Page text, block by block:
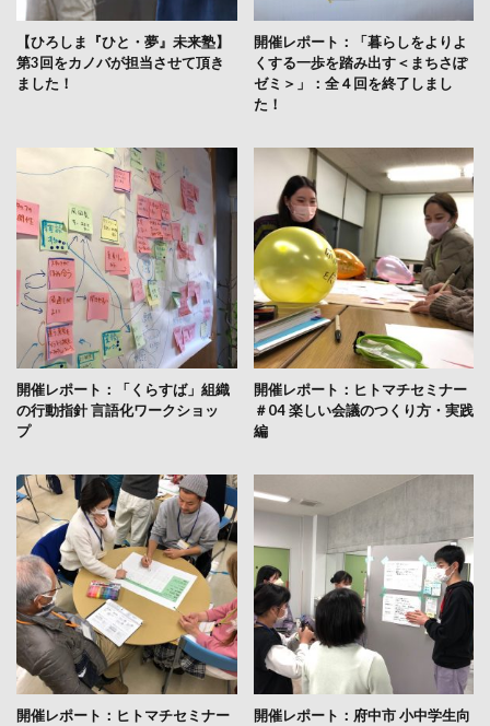
【ひろしま『ひと・夢』未来塾】
第3回をカノバが担当させて頂き
ました！
開催レポート：「暮らしをよりよ
くする一歩を踏み出す＜まちさぽ
ゼミ＞」：全４回を終了しまし
た！
開催レポート：「くらすば」組織
の行動指針 言語化ワークショッ
プ
開催レポート：ヒトマチセミナー
＃04 楽しい会議のつくり方・実践
編
開催レポート：ヒトマチセミナー
開催レポート：府中市 小中学生向